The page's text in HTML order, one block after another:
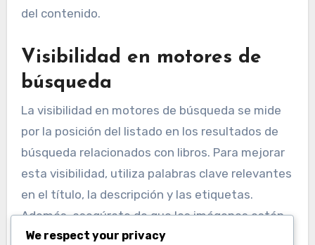
del contenido.
Visibilidad en motores de
búsqueda
La visibilidad en motores de búsqueda se mide
por la posición del listado en los resultados de
búsqueda relacionados con libros. Para mejorar
esta visibilidad, utiliza palabras clave relevantes
en el título, la descripción y las etiquetas.
Además, asegúrate de que las imágenes estén
optimizadas con texto alternativo que incluya
We respect your privacy